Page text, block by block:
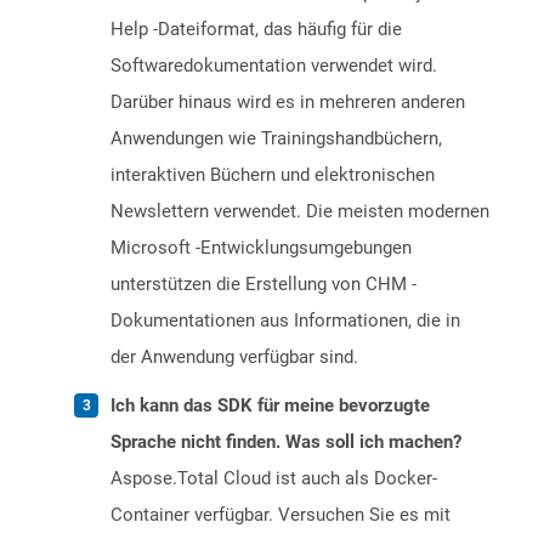
Help -Dateiformat, das häufig für die
Softwaredokumentation verwendet wird.
Darüber hinaus wird es in mehreren anderen
Anwendungen wie Trainingshandbüchern,
interaktiven Büchern und elektronischen
Newslettern verwendet. Die meisten modernen
Microsoft -Entwicklungsumgebungen
unterstützen die Erstellung von CHM -
Dokumentationen aus Informationen, die in
der Anwendung verfügbar sind.
Ich kann das SDK für meine bevorzugte
Sprache nicht finden. Was soll ich machen?
Aspose.Total Cloud ist auch als Docker-
Container verfügbar. Versuchen Sie es mit